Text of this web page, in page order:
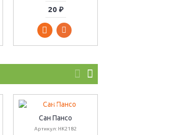
20 ₽
Сан Пансо
Артикул: НК2182